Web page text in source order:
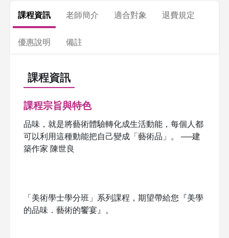
課程資訊 老師簡介 適合對象 退費規定
優惠說明 備註
課程資訊
課程宗旨與特色
品味，就是將藝術體驗轉化成生活動能，每個人都
可以利用這種動能把自己變成「藝術品」。 ──建
築作家 陳世良
「美術學士學分班」系列課程，期望帶給您『美學
的品味．藝術的饗宴』。